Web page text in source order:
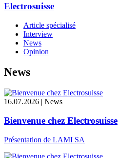
Electrosuisse
Article spécialisé
Interview
News
Opinion
News
16.07.2026 | News
Bienvenue chez Electrosuisse
Présentation de LAMI SA